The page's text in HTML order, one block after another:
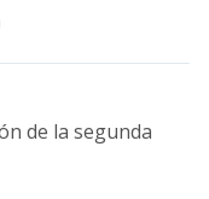
de la segunda